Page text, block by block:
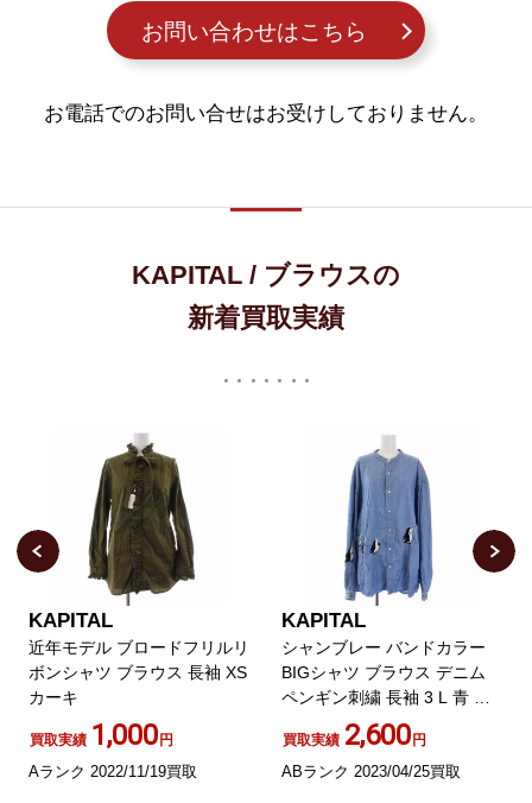
お問い合わせはこちら
お電話でのお問い合せはお受けしておりません。
KAPITAL / ブラウスの
新着買取実績
KAPITAL
近年モデル ブロードフリルリ
ボンシャツ ブラウス 長袖 XS
カーキ
買取実績 1,000円
Aランク 2022/11/19買取
KAPITAL
シャンブレー バンドカラー
BIGシャツ ブラウス デニム
ペンギン刺繍 長袖 3 L 青 ブ
買取実績 2,600円
ABランク 2023/04/25買取